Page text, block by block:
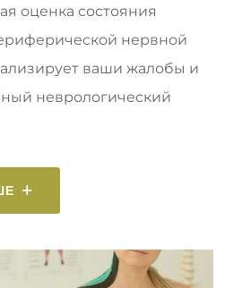
оценка состояния
нервной
ваши жалобы и
неврологический